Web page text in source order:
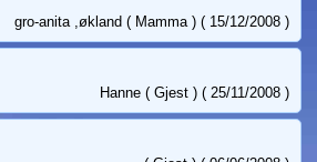
gro-anita ,økland ( Mamma ) ( 15/12/2008 )
Hanne ( Gjest ) ( 25/11/2008 )